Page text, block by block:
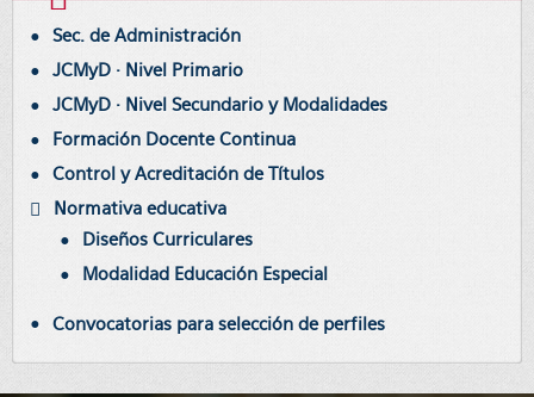
Sec. de Administración
JCMyD · Nivel Primario
JCMyD · Nivel Secundario y Modalidades
Formación Docente Continua
Control y Acreditación de Títulos
Normativa educativa
Diseños Curriculares
Modalidad Educación Especial
Convocatorias para selección de perfiles